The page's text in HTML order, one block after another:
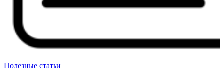
Полезные статьи